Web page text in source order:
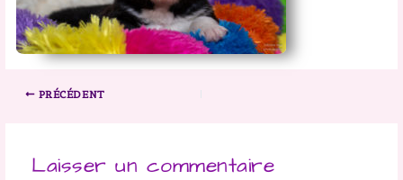
PRÉCÉDENT
Laisser un commentaire